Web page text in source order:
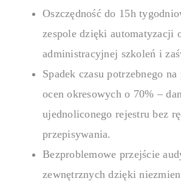
Oszczędność do 15h
zespole dzięki automatyzacji
administracyjnej szkoleń i
Spadek czasu potrzebnego
ocen okresowych o 70% –
ujednoliconego rejestru bez
przepisywania.
Bezproblemowe przejście
zewnętrznych dzięki